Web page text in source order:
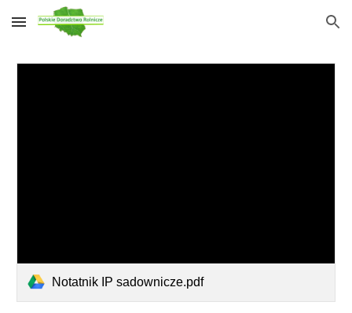
Skip to main content Skip to navigation
Notatnik IP sadownicze.pdf